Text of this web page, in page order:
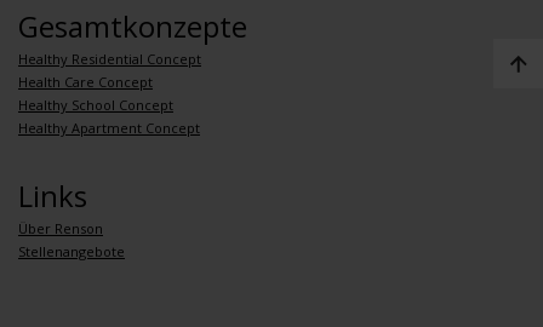
Gesamtkonzepte
Healthy Residential Concept
Health Care Concept
Healthy School Concept
Healthy Apartment Concept
Links
Über Renson
Stellenangebote